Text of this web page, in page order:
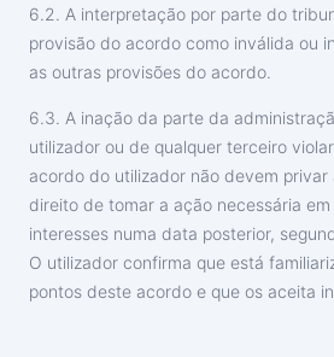
6.2. A interpretação por parte do
provisão do acordo como inválida ou
as outras provisões do acordo.
6.3. A inação da parte da
utilizador ou de qualquer terceiro
acordo do utilizador não devem
direito de tomar a ação necessária
interesses numa data posterior,
O utilizador confirma que está
pontos deste acordo e que os aceita